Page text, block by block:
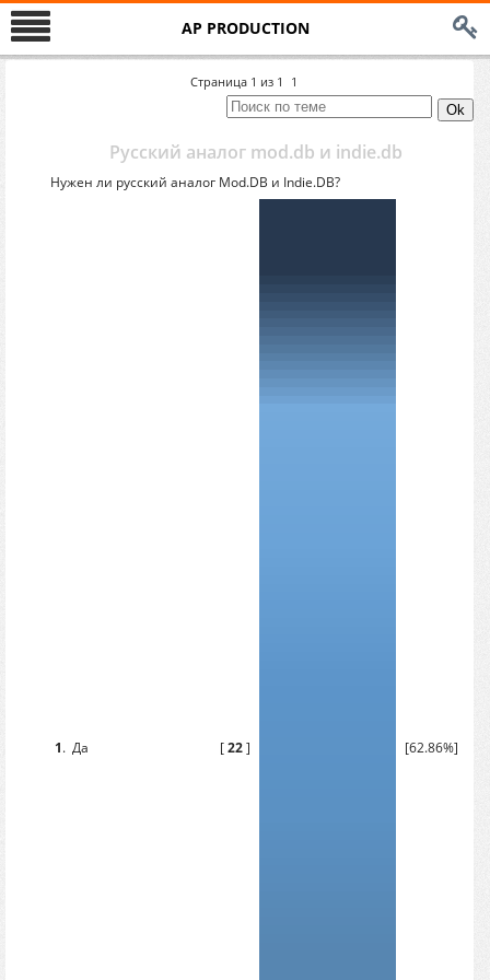
AP PRODUCTION
Страница 1 из 1 1
Русский аналог mod.db и indie.db
Нужен ли русский аналог Mod.DB и Indie.DB?
1. Да [22] [62.86%]